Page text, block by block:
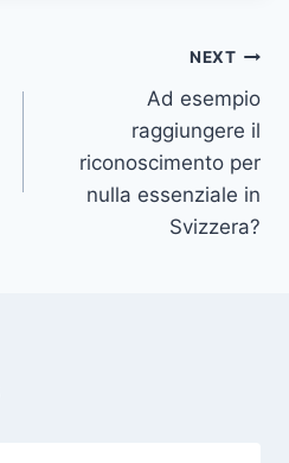
NEXT
Ad esempio
raggiungere il
riconoscimento per
nulla essenziale in
Svizzera?